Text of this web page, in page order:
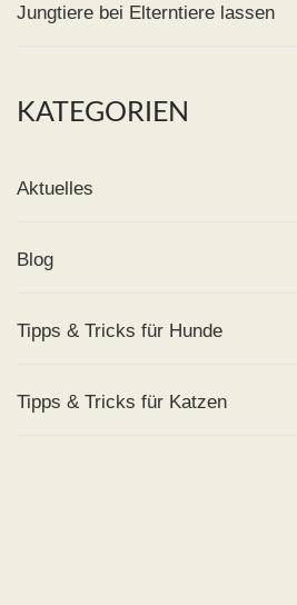
Jungtiere bei Elterntiere lassen
KATEGORIEN
Aktuelles
Blog
Tipps & Tricks für Hunde
Tipps & Tricks für Katzen